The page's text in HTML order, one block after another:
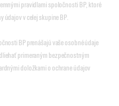
pravidlami spoločnosti BP, ktoré
údajov v celej skupine BP.
BP prenášajú vaše osobné údaje
primeraným bezpečnostným
doložkami o ochrane údajov